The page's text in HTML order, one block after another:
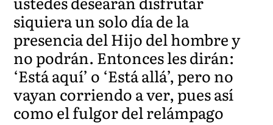
siquiera un solo día de la
presencia del Hijo del hombre y
no podrán. Entonces les dirán:
‘Está aquí’ o ‘Está allá’, pero no
vayan corriendo a ver, pues así
como el fulgor del relámpago